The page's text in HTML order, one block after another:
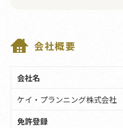
会社概要
会社名
ケイ・プランニング株式会社
免許登録